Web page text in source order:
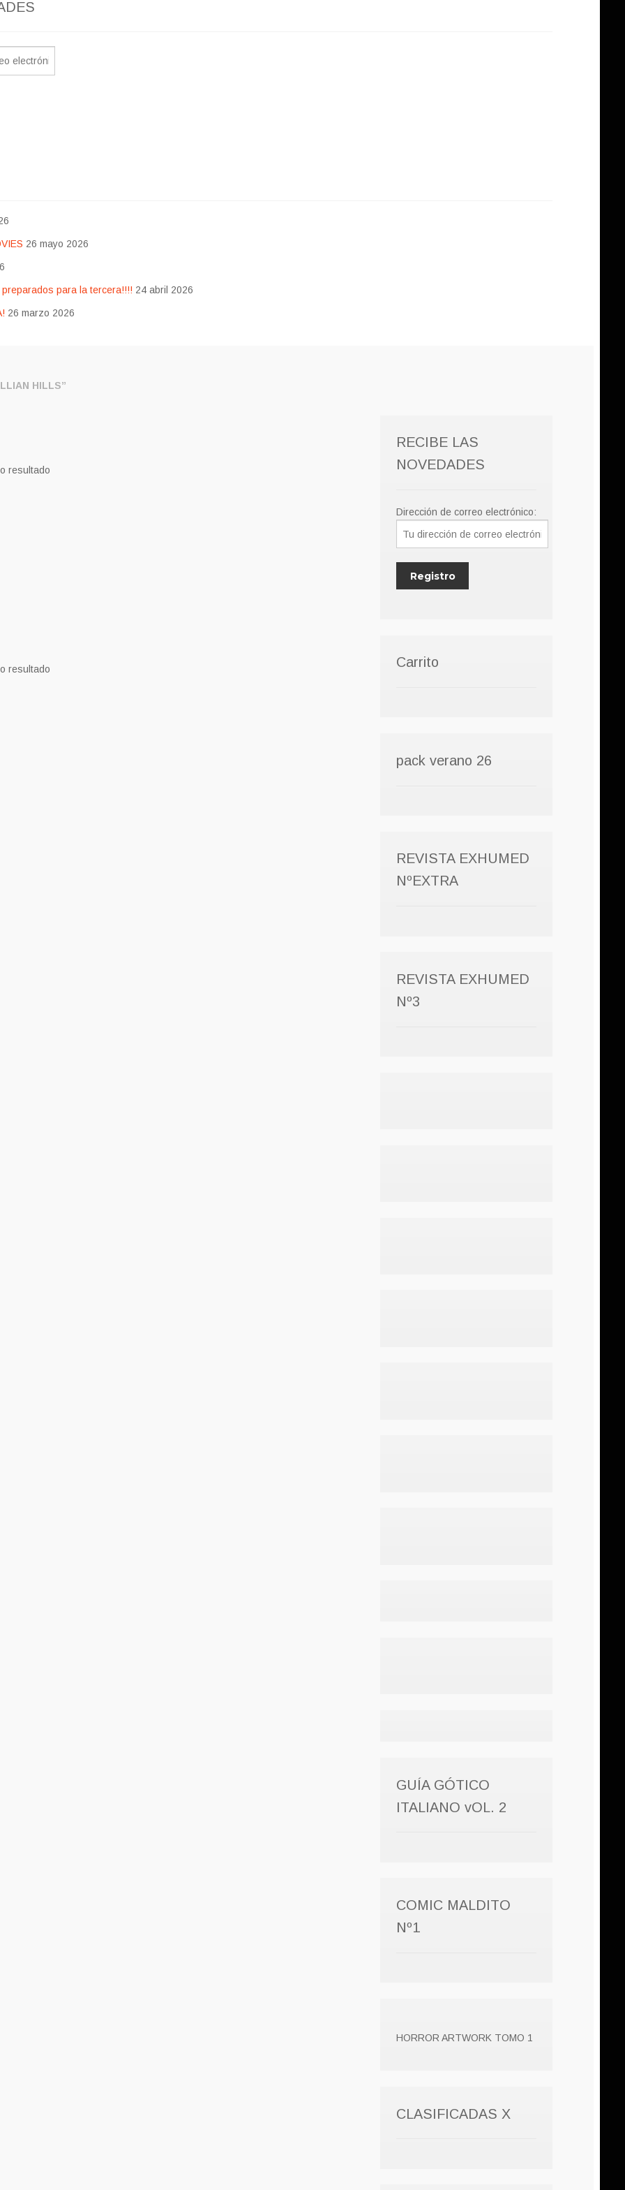
26 mayo 2026
para la tercera!!!! 24 abril 2026
26 marzo 2026
HILLS”
resultado
resultado
RECIBE LAS
NOVEDADES
Dirección de correo electrónico:
Carrito
pack verano 26
REVISTA EXHUMED
NºEXTRA
REVISTA EXHUMED
Nº3
GUÍA GÓTICO
ITALIANO vOL. 2
COMIC MALDITO
Nº1
HORROR ARTWORK TOMO 1
CLASIFICADAS X